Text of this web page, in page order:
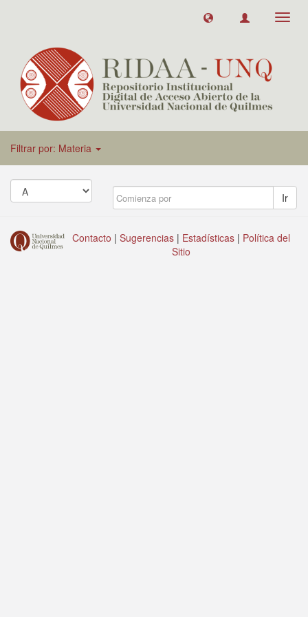
Filtrar por: Materia
Ir
Contacto | Sugerencias | Estadísticas | Política del
Sitio